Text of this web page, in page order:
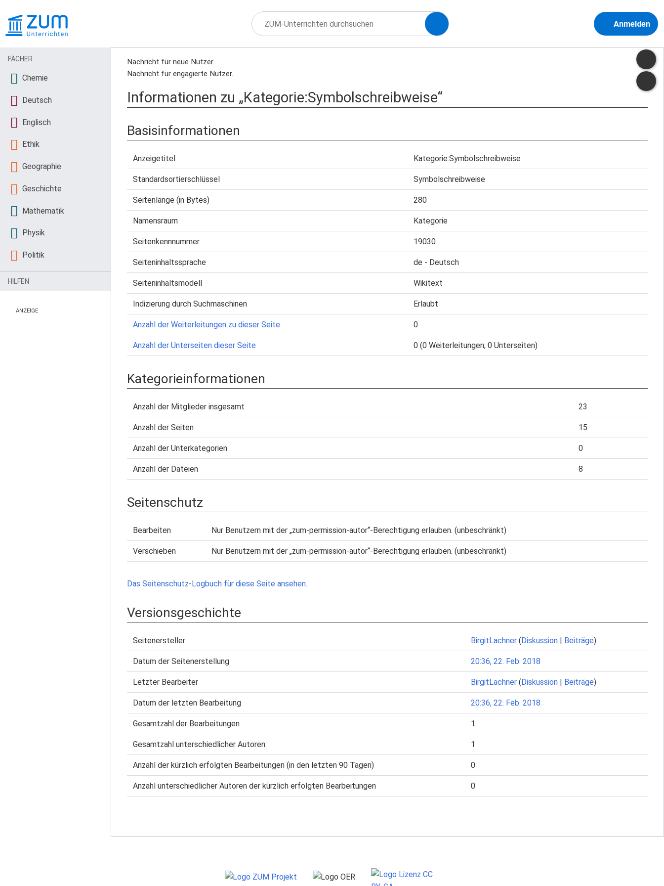
Anmelden
Nachricht für neue Nutzer.
Nachricht für engagierte Nutzer.
Informationen zu „Kategorie:Symbolschreibweise“
Basisinformationen
Anzeigetitel Kategorie:Symbolschreibweise
Standardsortierschlüssel Symbolschreibweise
Seitenlänge (in Bytes) 280
Namensraum Kategorie
Seitenkennnummer 19030
Seiteninhaltssprache de - Deutsch
Seiteninhaltsmodell Wikitext
Indizierung durch Suchmaschinen Erlaubt
Anzahl der Weiterleitungen zu dieser Seite 0
Anzahl der Unterseiten dieser Seite 0 (0 Weiterleitungen; 0 Unterseiten)
Kategorieinformationen
Anzahl der Mitglieder insgesamt 23
Anzahl der Seiten 15
Anzahl der Unterkategorien 0
Anzahl der Dateien 8
Seitenschutz
Bearbeiten Nur Benutzern mit der „zum-permission-autor“-Berechtigung erlauben. (unbeschränkt)
Verschieben Nur Benutzern mit der „zum-permission-autor“-Berechtigung erlauben. (unbeschränkt)
Das Seitenschutz-Logbuch für diese Seite ansehen.
Versionsgeschichte
Seitenersteller BirgitLachner (Diskussion | Beiträge)
Datum der Seitenerstellung 20:36, 22. Feb. 2018
Letzter Bearbeiter BirgitLachner (Diskussion | Beiträge)
Datum der letzten Bearbeitung 20:36, 22. Feb. 2018
Gesamtzahl der Bearbeitungen 1
Gesamtzahl unterschiedlicher Autoren 1
Anzahl der kürzlich erfolgten Bearbeitungen (in den letzten 90 Tagen) 0
Anzahl unterschiedlicher Autoren der kürzlich erfolgten Bearbeitungen 0
FÄCHER
Chemie
Deutsch
Englisch
Ethik
Geographie
Geschichte
Mathematik
Physik
Politik
HILFEN
ANZEIGE